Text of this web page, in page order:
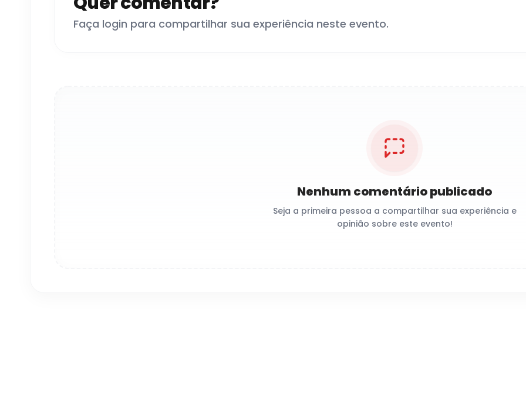
Faça login para compartilhar sua experiência neste evento.
Nenhum comentário publicado
Seja a primeira pessoa a compartilhar sua experiência e
opinião sobre este evento!